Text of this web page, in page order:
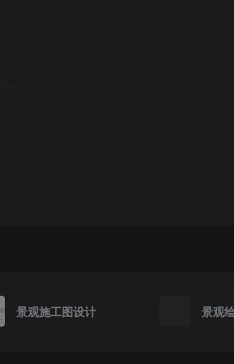
景观施工图设计 景观